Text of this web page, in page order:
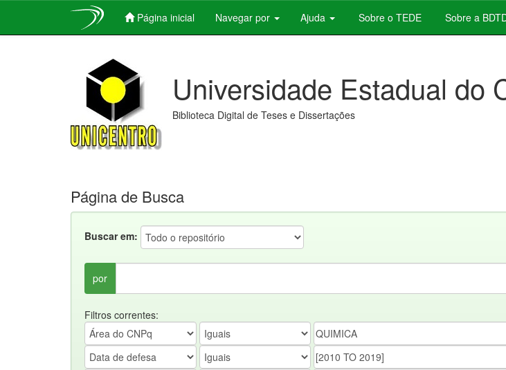
Página inicial Navegar por Ajuda Sobre o TEDE Sobre a
Universidade Estadual do
Biblioteca Digital de Teses e Dissertações
Página de Busca
Buscar em:
por
Filtros correntes: